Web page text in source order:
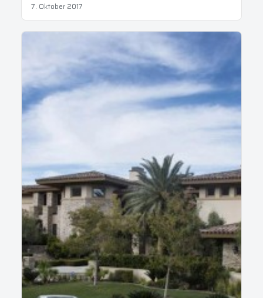
7. Oktober 2017